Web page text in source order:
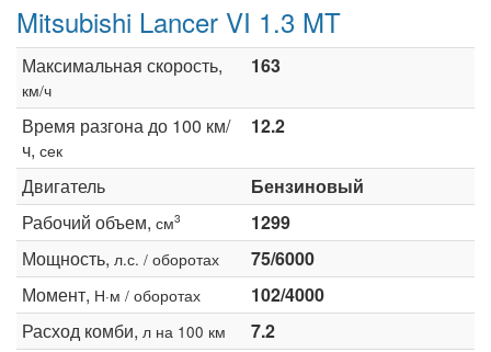
Mitsubishi Lancer VI 1.3 MT
Максимальная скорость,
км/ч
163
Время разгона до 100 км/
ч, сек
12.2
Двигатель
Бензиновый
Рабочий объем, см3
1299
Мощность, л.с. / оборотах
75/6000
Момент, Н·м / оборотах
102/4000
Расход комби, л на 100 км
7.2